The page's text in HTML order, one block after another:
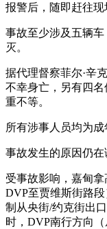
报警后，随即赶往现
事故至少涉及五辆
灭。
据代理督察菲尔·辛
不幸身亡，另有四
重不等。
所有涉事人员均为
事故发生的原因仍在
受事故影响，嘉甸
DVP至贾维斯街路
制从央街/约克街出
时，DVP南行方向